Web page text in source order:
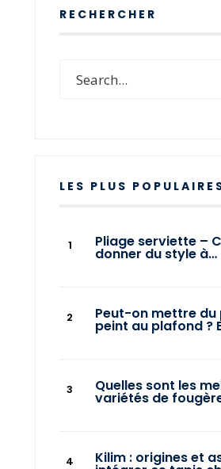
RECHERCHER
LES PLUS
Pliage serviette –
donner du style à…
Peut-on mettre du
peint au plafond ?
Quelles sont les
variétés de
Kilim : origines et